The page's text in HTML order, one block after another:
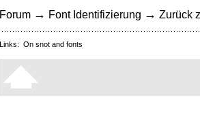
Forum → Font Identifizierung → Zurück
Links: On snot and fonts